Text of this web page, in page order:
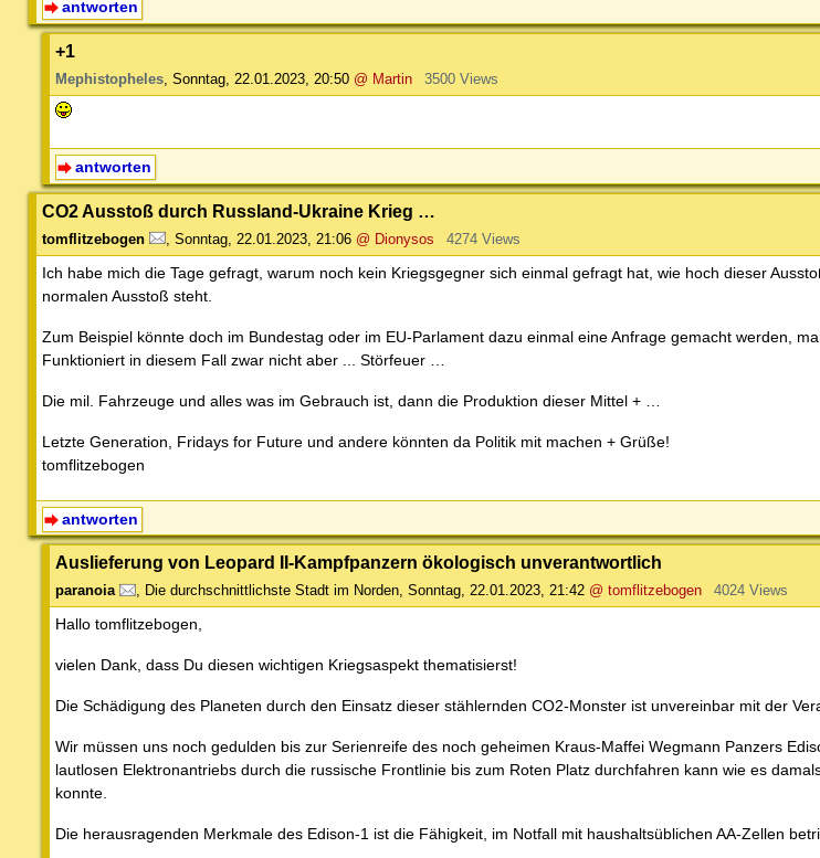
antworten
+1
Mephistopheles Sonntag, 22.01.2023, 20:50 @ Martin 3500 Views
antworten
CO2 Ausstoß durch Russland-Ukraine Krieg …
tomflitzebogen Sonntag, 22.01.2023, 21:06 @ Dionysos 4274 Views
Ich habe mich die Tage gefragt, warum noch kein Kriegsgegner sich einmal gefragt hat, wie hoch dieser
normalen Ausstoß steht.
Zum Beispiel könnte doch im Bundestag oder im EU-Parlament dazu einmal eine Anfrage gemacht werden,
Funktioniert in diesem Fall zwar nicht aber ... Störfeuer …
Die mil. Fahrzeuge und alles was im Gebrauch ist, dann die Produktion dieser Mittel + …
Letzte Generation, Fridays for Future und andere könnten da Politik mit machen + Grüße!
tomflitzebogen
antworten
Auslieferung von Leopard II-Kampfpanzern ökologisch unverantwortlich
paranoia , Die durchschnittlichste Stadt im Norden, Sonntag, 22.01.2023, 21:42 @ tomflitzebogen 4024 Views
Hallo tomflitzebogen,
vielen Dank, dass Du diesen wichtigen Kriegsaspekt thematisierst!
Die Schädigung des Planeten durch den Einsatz dieser stählernden CO2-Monster ist unvereinbar mit der
Wir müssen uns noch gedulden bis zur Serienreife des noch geheimen Kraus-Maffei Wegmann Panzers
lautlosen Elektronantriebs durch die russische Frontlinie bis zum Roten Platz durchfahren kann wie es
konnte.
Die herausragenden Merkmale des Edison-1 ist die Fähigkeit, im Notfall mit haushaltsüblichen AA-Zellen